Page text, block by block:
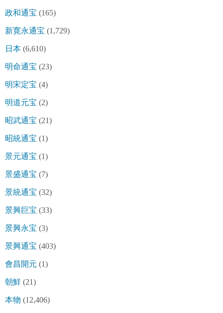
政和通宝 (165)
新寛永通宝 (1,729)
日本 (6,610)
明命通宝 (23)
明宋定宝 (4)
明道元宝 (2)
昭武通宝 (21)
昭統通宝 (1)
景元通宝 (1)
景盛通宝 (7)
景統通宝 (32)
景興巨宝 (33)
景興永宝 (3)
景興通宝 (403)
會昌開元 (1)
朝鮮 (21)
本物 (12,406)